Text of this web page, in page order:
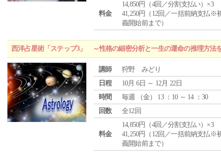
料金
14,850円（4回／分割支払い）×3
41,250円（12回／一括前納支払※
義開始前まで）
西洋占星術「ステップ3」 ～性格の細密分析と一生の運命の推理方法
講師
狩野 みどり
日程
10月 6日 ～ 12月 22日
時間
毎週 （金） 13 ：10 ～ 14 ：30
回数
全12回
料金
14,850円（4回／分割支払い）×3
41,250円（12回／一括前納支払※
義開始前まで）